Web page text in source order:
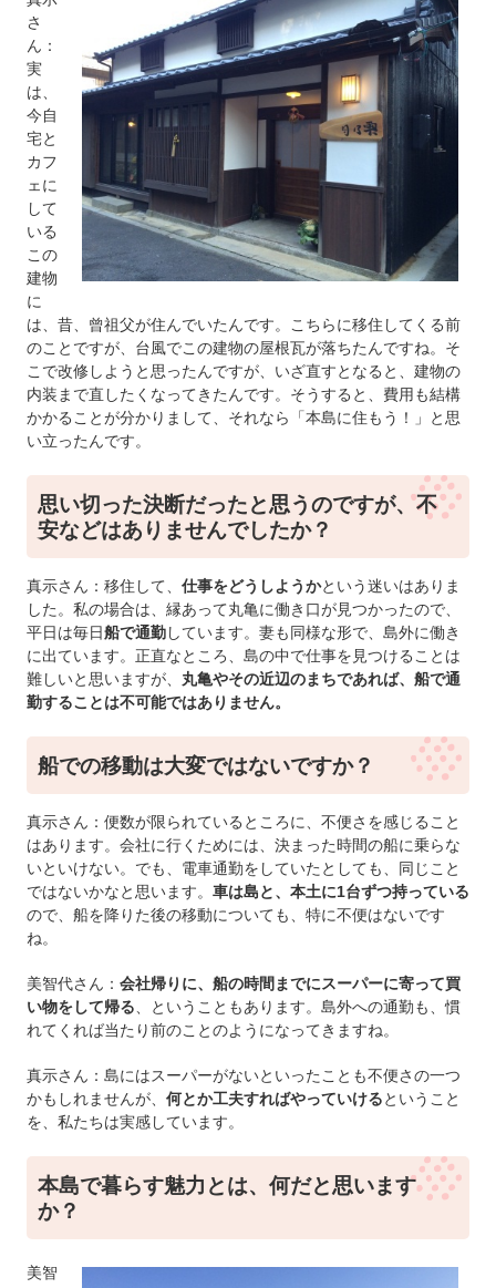
さ
ん：
実
は、
今自
宅と
カフ
ェに
して
いる
この
建物
に
は、昔、曾祖父が住んでいたんです。こちらに移住してくる前
のことですが、台風でこの建物の屋根瓦が落ちたんですね。そ
こで改修しようと思ったんですが、いざ直すとなると、建物の
内装まで直したくなってきたんです。そうすると、費用も結構
かかることが分かりまして、それなら「本島に住もう！」と思
い立ったんです。
思い切った決断だったと思うのですが、不
安などはありませんでしたか？
真示さん：移住して、 仕事をどうしようかという迷いはありま
した。私の場合は、縁あって丸亀に働き口が見つかったので、
平日は毎日船で通勤しています。妻も同様な形で、島外に働き
に出ています。正直なところ、島の中で仕事を見つけることは
難しいと思いますが、 丸亀やその近辺のまちであれば、船で通
勤することは不可能ではありません。
船での移動は大変ではないですか？
真示さん：便数が限られているところに、不便さを感じること
はあります。会社に行くためには、決まった時間の船に乗らな
いといけない。でも、電車通勤をしていたとしても、同じこと
ではないかなと思います。 車は島と、本土に1台ずつ持っている
ので、船を降りた後の移動についても、特に不便はないです
ね。
美智代さん： 会社帰りに、船の時間までにスーパーに寄って買
い物をして帰る 、ということもあります。島外への通勤も、慣
れてくれば当たり前のことのようになってきますね。
真示さん：島にはスーパーがないといったことも不便さの一つ
かもしれませんが、 何とか工夫すればやっていけるということ
を、私たちは実感しています。
本島で暮らす魅力とは、何だと思います
か？
美智